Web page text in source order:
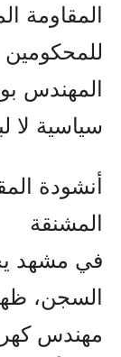
المقاومة
للمحكومين
المهندس
سياسية لا
أنشودة
المشنقة
في مشهد
مهندس